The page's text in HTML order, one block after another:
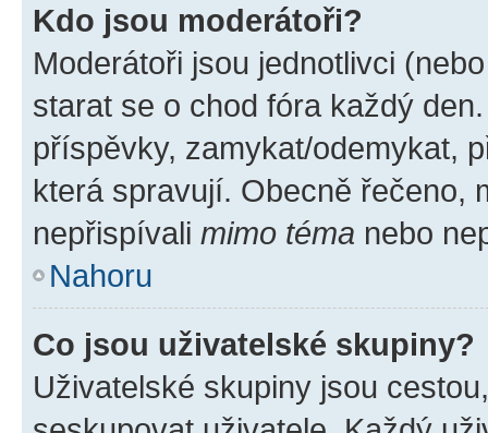
Kdo jsou moderátoři?
Moderátoři jsou jednotlivci
starat se o chod fóra každý
příspěvky, zamykat/odemykat,
která spravují. Obecně řečeno,
nepřispívali mimo téma nebo
Nahoru
Co jsou uživatelské skupiny?
Uživatelské skupiny jsou